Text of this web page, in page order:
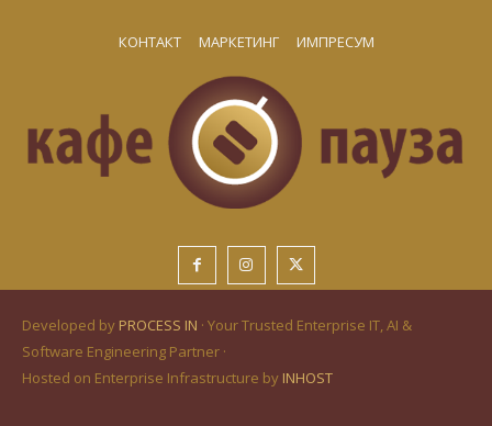
КОНТАКТ МАРКЕТИНГ ИМПРЕСУМ
Developed by PROCESS IN · Your Trusted Enterprise IT, AI &
Software Engineering Partner ·
Hosted on Enterprise Infrastructure by INHOST